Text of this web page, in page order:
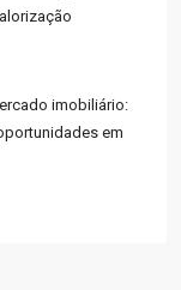
imobiliário:
em